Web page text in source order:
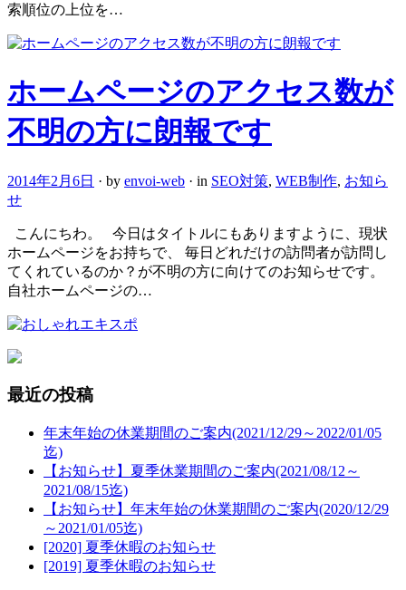
索順位の上位を…
ホームページのアクセス数が
不明の方に朗報です
2014年2月6日 · by envoi-web · in SEO対策, WEB制作, お知ら
せ
こんにちわ。 今日はタイトルにもありますように、現状
ホームページをお持ちで、 毎日どれだけの訪問者が訪問し
てくれているのか？が不明の方に向けてのお知らせです。
自社ホームページの…
最近の投稿
年末年始の休業期間のご案内(2021/12/29～2022/01/05
迄)
【お知らせ】夏季休業期間のご案内(2021/08/12～
2021/08/15迄)
【お知らせ】年末年始の休業期間のご案内(2020/12/29
～2021/01/05迄)
[2020] 夏季休暇のお知らせ
[2019] 夏季休暇のお知らせ